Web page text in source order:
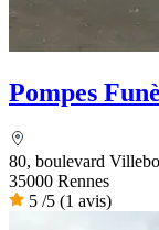
Pompes
80, boulevard
35000 Rennes
5 /5 (1 avis)